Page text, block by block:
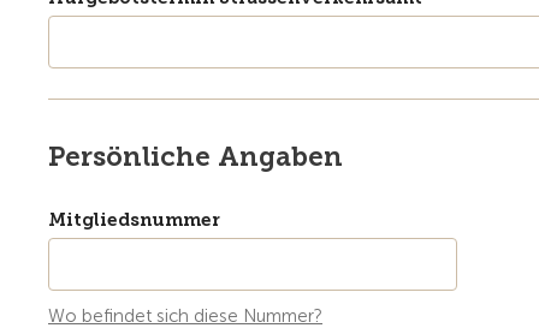
Persönliche Angaben
Mitgliedsnummer
Wo befindet sich diese Nummer?